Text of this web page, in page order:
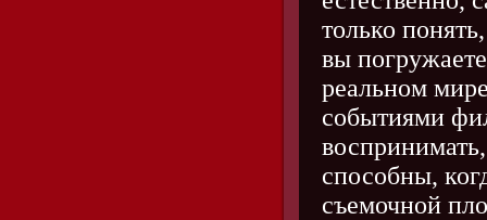
только
вы
реальном
событиями
способны,
съемочной